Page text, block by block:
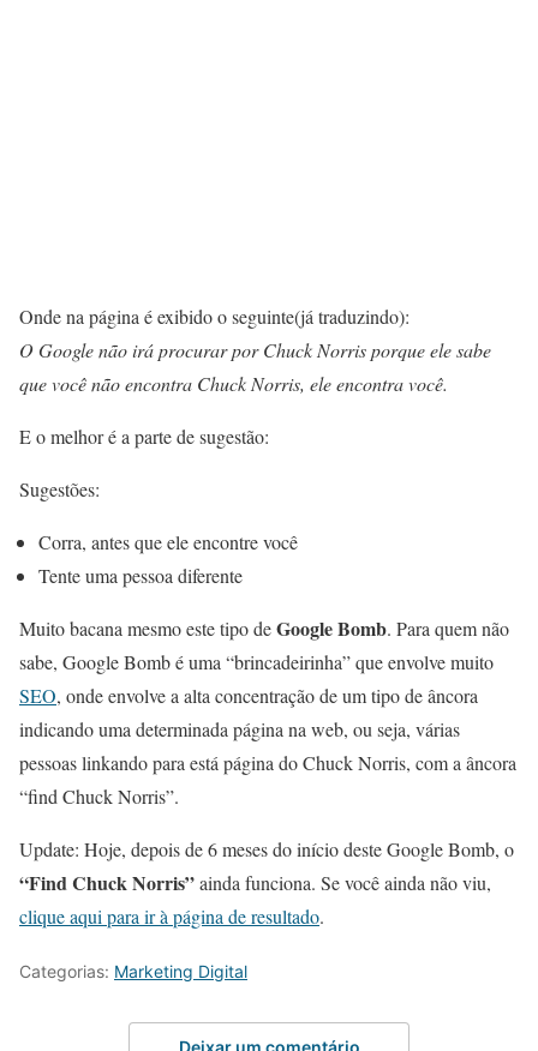
Onde na página é exibido o seguinte(já traduzindo):
O Google não irá procurar por Chuck Norris porque ele sabe
que você não encontra Chuck Norris, ele encontra você.
E o melhor é a parte de sugestão:
Sugestões:
Corra, antes que ele encontre você
Tente uma pessoa diferente
Muito bacana mesmo este tipo deGoogle Bomb. Para quem não
sabe, Google Bomb é uma “brincadeirinha” que envolve muito
SEO, onde envolve a alta concentração de um tipo de âncora
indicando uma determinada página na web, ou seja, várias
pessoas linkando para está página do Chuck Norris, com a âncora
“find Chuck Norris”.
Update: Hoje, depois de 6 meses do início deste Google Bomb, o
“Find Chuck Norris”ainda funciona. Se você ainda não viu,
clique aqui para ir à página de resultado.
Categorias: Marketing Digital
Deixar um comentário